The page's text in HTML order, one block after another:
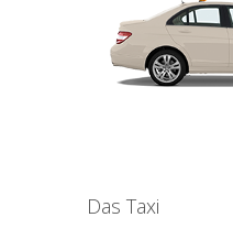
Das Taxi